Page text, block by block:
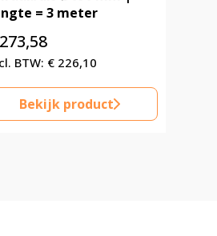
= 3 meter
273,58
€ 226,10
Bekijk product